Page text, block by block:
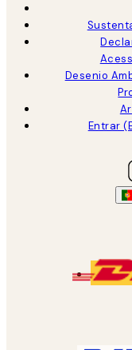
Desenio
Entrar